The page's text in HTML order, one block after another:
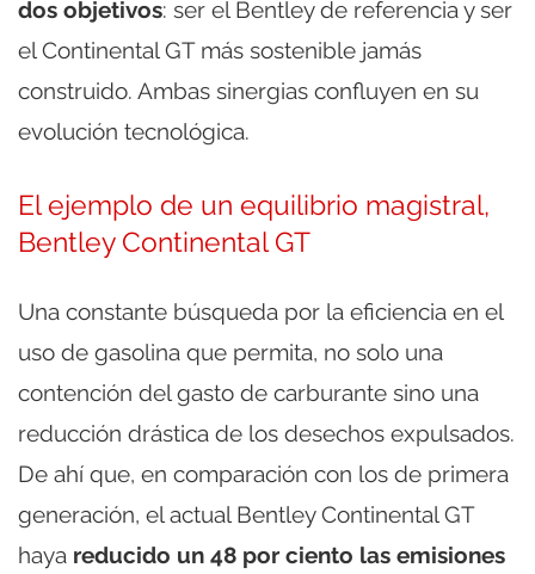
dos objetivos: ser el Bentley de referencia y ser
el Continental GT más sostenible jamás
construido. Ambas sinergias confluyen en su
evolución tecnológica.
El ejemplo de un equilibrio magistral,
Bentley Continental GT
Una constante búsqueda por la eficiencia en el
uso de gasolina que permita, no solo una
contención del gasto de carburante sino una
reducción drástica de los desechos expulsados.
De ahí que, en comparación con los de primera
generación, el actual Bentley Continental GT
haya reducido un 48 por ciento las emisiones